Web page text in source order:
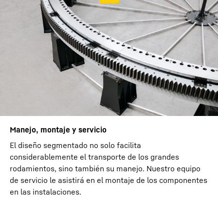
Manejo, montaje y servicio
El diseño segmentado no solo facilita
considerablemente el transporte de los grandes
rodamientos, sino también su manejo. Nuestro equipo
de servicio le asistirá en el montaje de los componentes
en las instalaciones.